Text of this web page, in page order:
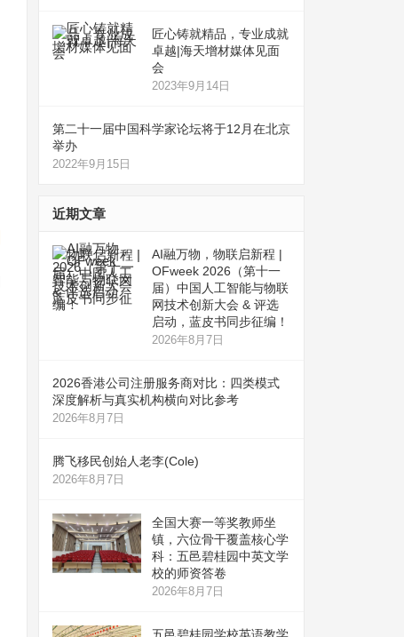
匠心铸就精品，专业成就
卓越|海天增材媒体见面
会
2023年9月14日
第二十一届中国科学家论坛将于12月在北京
举办
2022年9月15日
近期文章
AI融万物，物联启新程 |
OFweek 2026（第十一
届）中国人工智能与物联
网技术创新大会 & 评选
启动，蓝皮书同步征编！
2026年8月7日
2026香港公司注册服务商对比：四类模式
深度解析与真实机构横向对比参考
2026年8月7日
腾飞移民创始人老李(Cole)
2026年8月7日
全国大赛一等奖教师坐
镇，六位骨干覆盖核心学
科：五邑碧桂园中英文学
校的师资答卷
2026年8月7日